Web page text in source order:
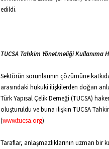
edildi.
TUCSA Tahkim Yönetmeliği Kullanıma
Sektörün sorunlarının çözümüne
arasındaki hukuki ilişkilerden doğan
Türk Yapısal Çelik Derneği (TUCSA)
oluşturuldu ve buna ilişkin TUCSA
(www.tucsa.org)
Taraflar, anlaşmazlıklarının uzman bir